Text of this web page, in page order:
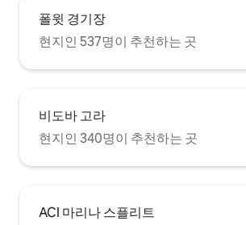
폴윗 경기장
현지인 537명이 추천하는 곳
비도바 고라
현지인 340명이 추천하는 곳
ACI 마리나 스플리트